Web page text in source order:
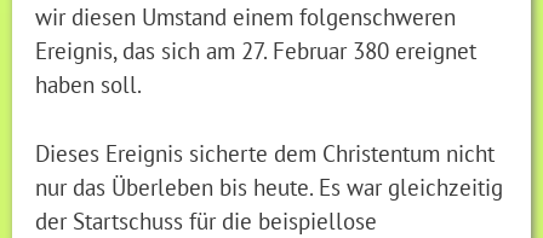
wir diesen Umstand einem folgenschweren
Ereignis, das sich am 27. Februar 380 ereignet
haben soll.
Dieses Ereignis sicherte dem Christentum nicht
nur das Überleben bis heute. Es war gleichzeitig
der Startschuss für die beispiellose